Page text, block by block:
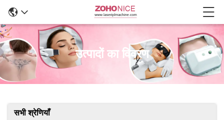
उत्पादों का विवरण
सभी श्रेणियाँ